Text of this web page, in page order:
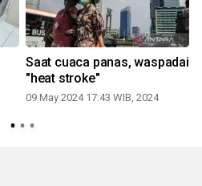
Saat cuaca panas, waspadai
"heat stroke"
09 May 2024 17:43 WIB, 2024